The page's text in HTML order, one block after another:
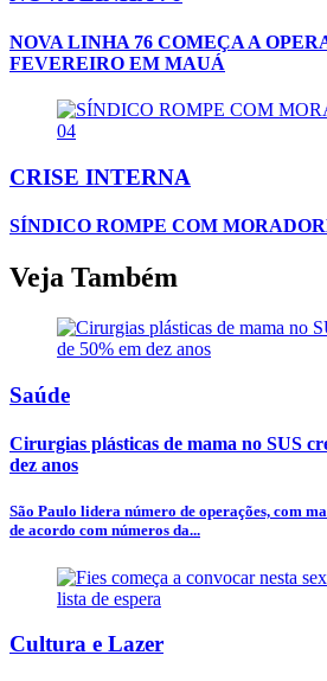
NOVA LINHA 76 COMEÇA A
FEVEREIRO EM MAUÁ
04
CRISE INTERNA
SÍNDICO ROMPE COM
Veja Também
Saúde
Cirurgias plásticas de mama no SUS
dez anos
São Paulo lidera número de operações, com
de acordo com números da...
Cultura e Lazer